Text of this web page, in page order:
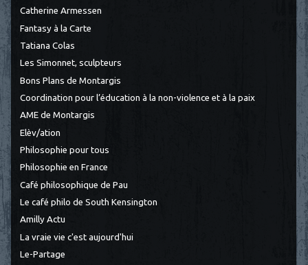
Catherine Armessen
Fantasy à la Carte
Tatiana Colas
Les Simonnet, sculpteurs
Bons Plans de Montargis
Coordination pour l’éducation à la non-violence et à la paix
AME de Montargis
Elèv/ation
Philosophie pour tous
Philosophie en France
Café philosophique de Pau
Le café philo de South Kensington
Amilly Actu
La vraie vie c'est aujourd'hui
Le-Partage